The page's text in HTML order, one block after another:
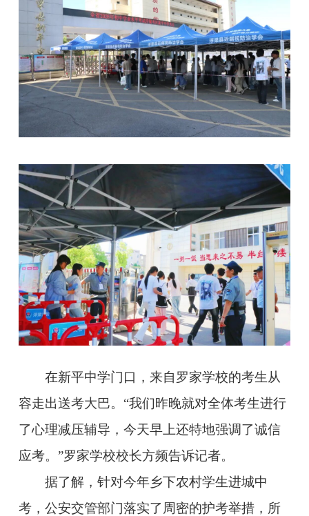
在新平中学门口，来自罗家学校的考生从
容走出送考大巴。“我们昨晚就对全体考生进行
了心理减压辅导，今天早上还特地强调了诚信
应考。”罗家学校校长方频告诉记者。
据了解，针对今年乡下农村学生进城中
考，公安交管部门落实了周密的护考举措，所